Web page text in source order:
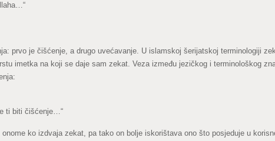
prvo je čišćenje, a drugo uvećavanje. U islamskoj šerijatskoj terminologiji
imetka na koji se daje sam zekat. Veza između jezičkog i terminološkog
ti biti čišćenje…“
ko izdvaja zekat, pa tako on bolje iskorištava ono što posjeduje u